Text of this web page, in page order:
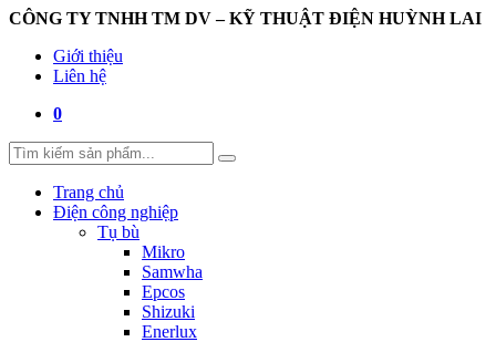
CÔNG TY TNHH TM DV – KỸ THUẬT ĐIỆN HUỲNH LAI
Giới thiệu
Liên hệ
0
Trang chủ
Điện công nghiệp
Tụ bù
Mikro
Samwha
Epcos
Shizuki
Enerlux